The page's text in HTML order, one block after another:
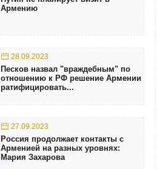
Армению
28.09.2023
Песков назвал "враждебным" по
отношению к РФ решение Армении
ратифицировать...
27.09.2023
Россия продолжает контакты с
Арменией на разных уровнях:
Мария Захарова